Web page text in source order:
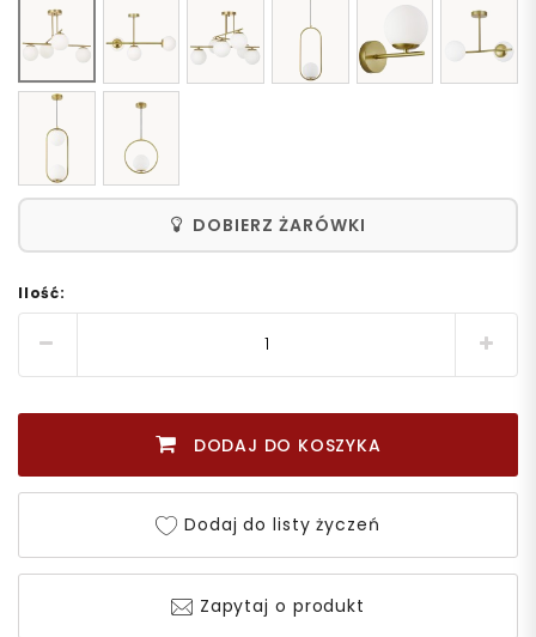
DOBIERZ ŻARÓWKI
Ilość:
DODAJ DO KOSZYKA
Dodaj do listy życzeń
Zapytaj o produkt